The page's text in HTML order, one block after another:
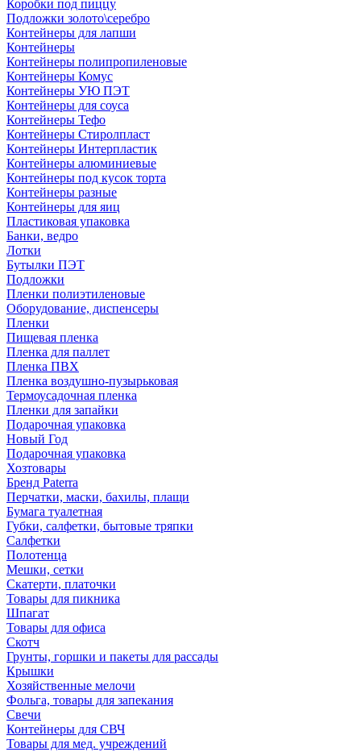
Коробки под пиццу
Подложки золото\серебро
Контейнеры для лапши
Контейнеры
Контейнеры полипропиленовые
Контейнеры Комус
Контейнеры УЮ ПЭТ
Контейнеры для соуса
Контейнеры Тефо
Контейнеры Стиролпласт
Контейнеры Интерпластик
Контейнеры алюминиевые
Контейнеры под кусок торта
Контейнеры разные
Контейнеры для яиц
Пластиковая упаковка
Банки, ведро
Лотки
Бутылки ПЭТ
Подложки
Пленки полиэтиленовые
Оборудование, диспенсеры
Пленки
Пищевая пленка
Пленка для паллет
Пленка ПВХ
Пленка воздушно-пузырьковая
Термоусадочная пленка
Пленки для запайки
Подарочная упаковка
Новый Год
Подарочная упаковка
Хозтовары
Бренд Paterra
Перчатки, маски, бахилы, плащи
Бумага туалетная
Губки, салфетки, бытовые тряпки
Салфетки
Полотенца
Мешки, сетки
Скатерти, платочки
Товары для пикника
Шпагат
Товары для офиса
Скотч
Грунты, горшки и пакеты для рассады
Крышки
Хозяйственные мелочи
Фольга, товары для запекания
Свечи
Контейнеры для СВЧ
Товары для мед. учреждений